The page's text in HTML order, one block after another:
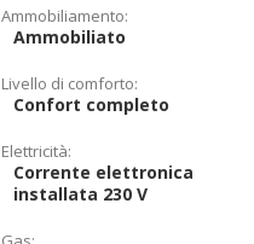
Ammobiliamento:
Ammobiliato
Livello di comforto:
Confort completo
Elettricità:
Corrente elettronica
installata 230 V